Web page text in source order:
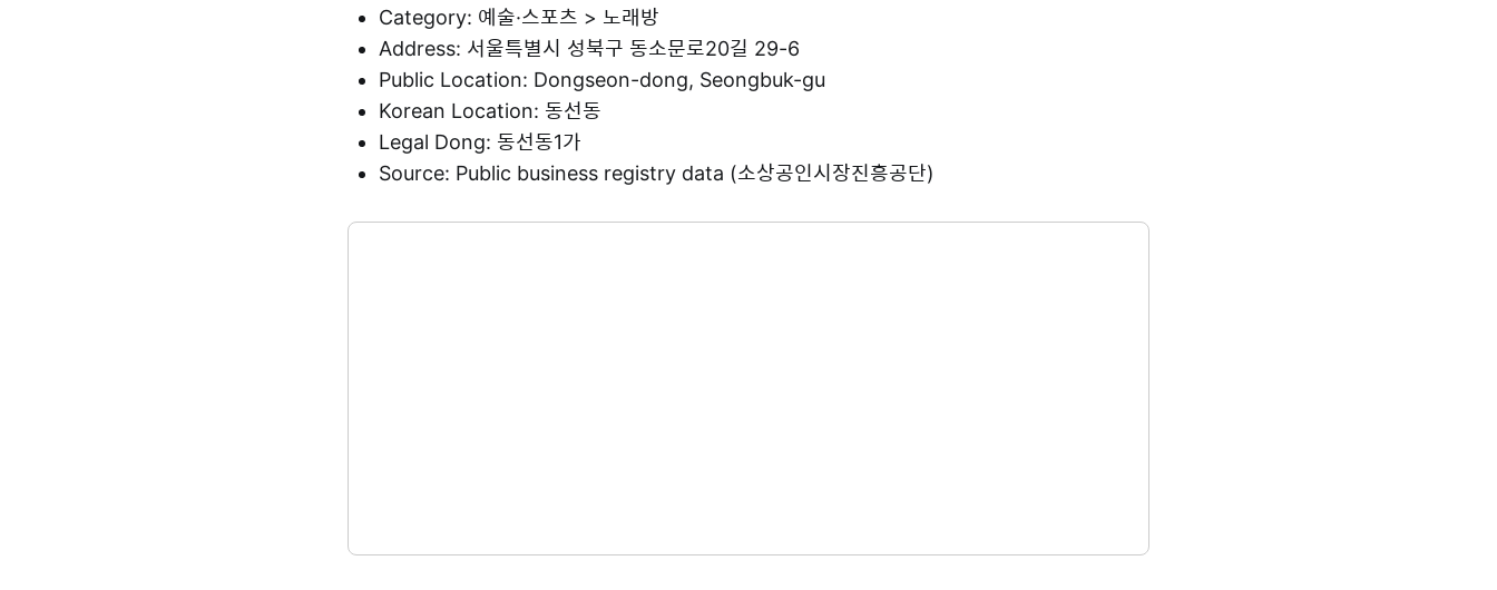
Category: 예술·스포츠 > 노래방
Address: 서울특별시 성북구 동소문로20길 29-6
Public Location: Dongseon-dong, Seongbuk-gu
Korean Location: 동선동
Legal Dong: 동선동1가
Source: Public business registry data (소상공인시장진흥공단)